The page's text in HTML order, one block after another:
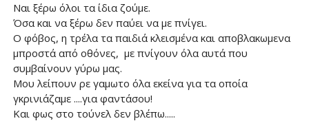
Ναι ξέρω όλοι τα ίδια ζούμε.
Όσα και να ξέρω δεν παύει να με πνίγει.
Ο φόβος, η τρέλα τα παιδιά κλεισμένα και αποβλακωμενα
μπροστά από οθόνες, με πνίγουν όλα αυτά που
συμβαίνουν γύρω μας.
Μου λείπουν ρε γαμωτο όλα εκείνα για τα οποία
γκρινιάζαμε ....για φαντάσου!
Και φως στο τούνελ δεν βλέπω.....